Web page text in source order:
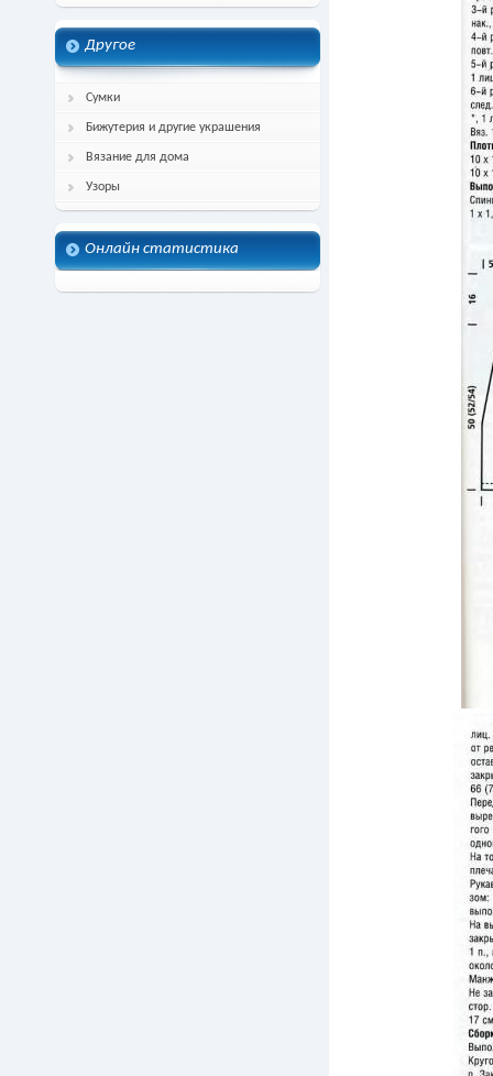
Другое
Сумки
Бижутерия и другие украшения
Вязание для дома
Узоры
Онлайн статистика